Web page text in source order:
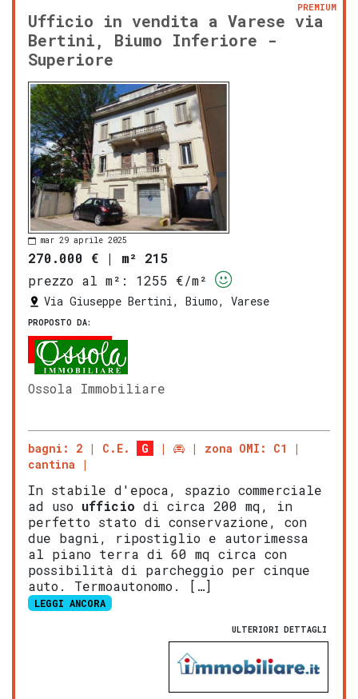
Ufficio in vendita a Varese via
Bertini, Biumo Inferiore -
Superiore
PREMIUM
mar 29 aprile 2025
270.000 € | m² 215
prezzo al m²:
1255 €/m²
Via Giuseppe Bertini, Biumo, Varese
PROPOSTO DA:
Ossola Immobiliare
bagni: 2 C.E. G
zona OMI: C1
cantina
In stabile d'epoca, spazio commerciale
ad uso ufficio di circa 200 mq, in
perfetto stato di conservazione, con
due bagni, ripostiglio e autorimessa
al piano terra di 60 mq circa con
possibilità di parcheggio per cinque
auto. Termoautonomo. […]
LEGGI ANCORA
ULTERIORI DETTAGLI